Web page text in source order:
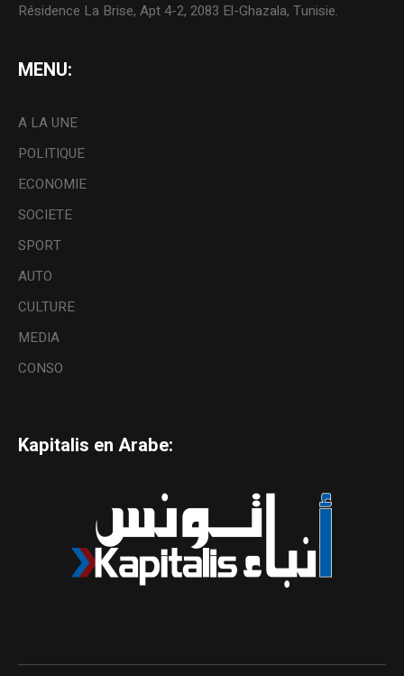
Résidence La Brise, Apt 4-2, 2083 El-Ghazala, Tunisie.
MENU:
A LA UNE
POLITIQUE
ECONOMIE
SOCIETE
SPORT
AUTO
CULTURE
MEDIA
CONSO
Kapitalis en Arabe: